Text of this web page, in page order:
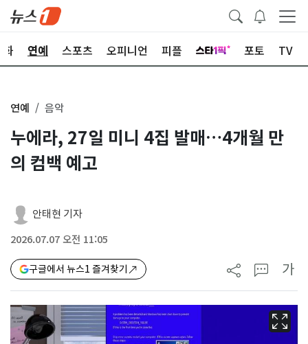
화 연예 스포츠 오피니언 피플 포토 TV
연예 음악
누에라, 27일 미니 4집 발매…4개월 만
의 컴백 예고
안태현 기자
2026.07.07 오전 11:05
구글에서 뉴스1 즐겨찾기 가